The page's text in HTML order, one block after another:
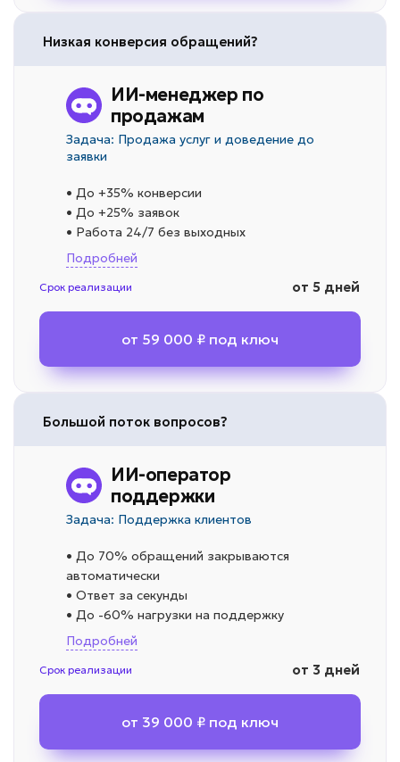
Низкая конверсия обращений?
ИИ-менеджер по
продажам
Задача: Продажа услуг и доведение до
заявки
• До +35% конверсии
• До +25% заявок
• Работа 24/7 без выходных
Подробней
Срок реализации от 5 дней
от 59 000 ₽ под ключ
Большой поток вопросов?
ИИ-оператор
поддержки
Задача: Поддержка клиентов
• До 70% обращений закрываются
автоматически
• Ответ за секунды
• До -60% нагрузки на поддержку
Подробней
Срок реализации от 3 дней
от 39 000 ₽ под ключ